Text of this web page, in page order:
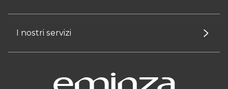
I nostri servizi